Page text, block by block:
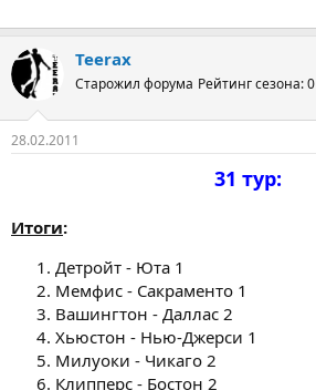
Teerax
Старожил форума Рейтинг сезона: 0
28.02.2011
31 тур:
Итоги:
Детройт - Юта 1
Мемфис - Сакраменто 1
Вашингтон - Даллас 2
Хьюстон - Нью-Джерси 1
Милуоки - Чикаго 2
Клипперс - Бостон 2